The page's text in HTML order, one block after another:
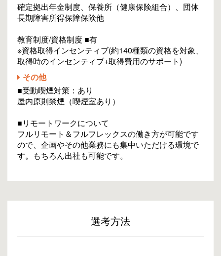
確定拠出年金制度、保養所（健康保険組合）、団体
長期障害所得保障保険他
教育制度/資格制度 ■有
※資格取得インセンティブ(約140種類の資格を対象、
取得時のインセンティブ+取得費用のサポート)
その他
■受動喫煙対策：あり
屋内原則禁煙（喫煙室あり）
■リモートワークについて
フルリモート＆フルフレックスの働き方が可能です
ので、企画やその他業務にも集中いただける環境で
す。もちろん出社も可能です。
選考方法